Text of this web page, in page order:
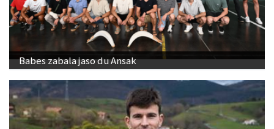
Babes zabala jaso du Ansak